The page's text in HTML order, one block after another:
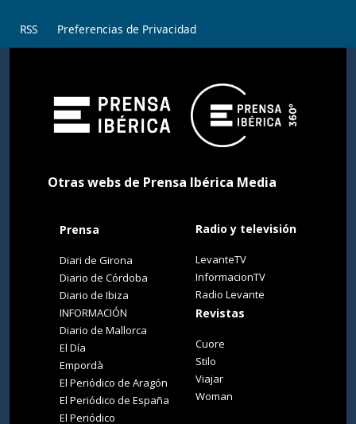
RSS Preferencias de Privacidad
Otras webs de Prensa Ibérica Media
Prensa
Diari de Girona
Diario de Córdoba
Diario de Ibiza
INFORMACIÓN
Diario de Mallorca
El Día
Empordà
El Periódico de Aragón
El Periódico de España
El Periódico
Radio y televisión
LevanteTV
InformacionTV
Radio Levante
Revistas
Cuore
Stilo
Viajar
Woman